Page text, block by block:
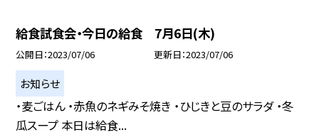
給食試食会・今日の給食 7月6日(木)
公開日 2023/07/06 更新日 2023/07/06
お知らせ
・麦ごはん ・赤魚のネギみそ焼き ・ひじきと豆のサラダ ・冬
瓜スープ 本日は給食...